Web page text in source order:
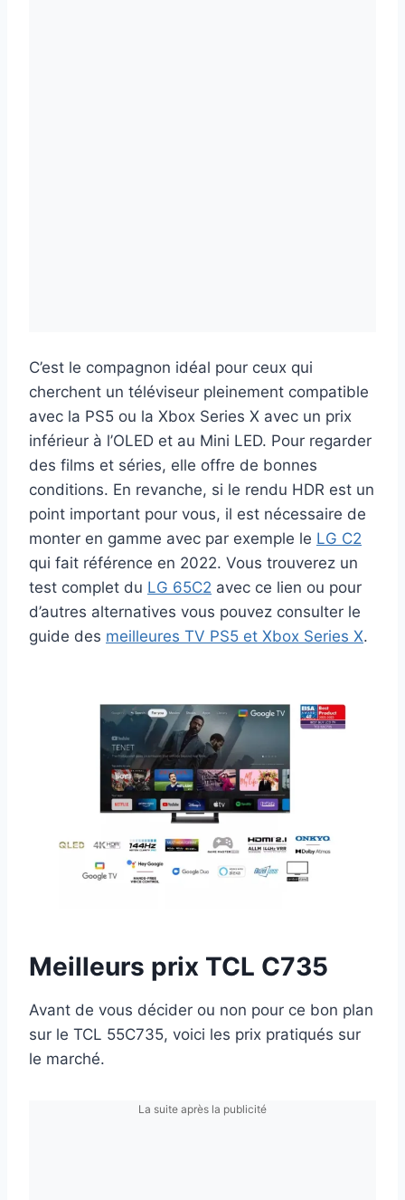
C’est le compagnon idéal pour ceux qui
cherchent un téléviseur pleinement compatible
avec la PS5 ou la Xbox Series X avec un prix
inférieur à l’OLED et au Mini LED. Pour regarder
des films et séries, elle offre de bonnes
conditions. En revanche, si le rendu HDR est un
point important pour vous, il est nécessaire de
monter en gamme avec par exemple le LG C2
qui fait référence en 2022. Vous trouverez un
test complet du LG 65C2 avec ce lien ou pour
d’autres alternatives vous pouvez consulter le
guide des meilleures TV PS5 et Xbox Series X.
Meilleurs prix TCL C735
Avant de vous décider ou non pour ce bon plan
sur le TCL 55C735, voici les prix pratiqués sur
le marché.
La suite après la publicité